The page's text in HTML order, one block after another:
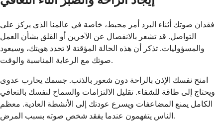
فقدان صوتك أثناء البرد أمر محبط، خاصة في عالمنا الذي يركز على
التواصل. قد تشعر بالانفصال عن الآخرين أو القلق بشأن العمل
والمسؤوليات. تذكر أن هذه الحالة المؤقتة لا تحدد هويتك، وسيعود
صوتك مع الرعاية المناسبة والوقت.
امنح نفسك الإذن بالراحة دون شعور بالذنب. جسمك يحارب عدوى
ويحتاج إلى طاقة للشفاء. تقليل الالتزامات والسماح لنفسك بالتعافي
الكامل يمنع المضاعفات ويسرع عودتك إلى الأنشطة العادية. معظم
الناس يتفهمون عندما يفقد شخص صوته بسبب المرض.